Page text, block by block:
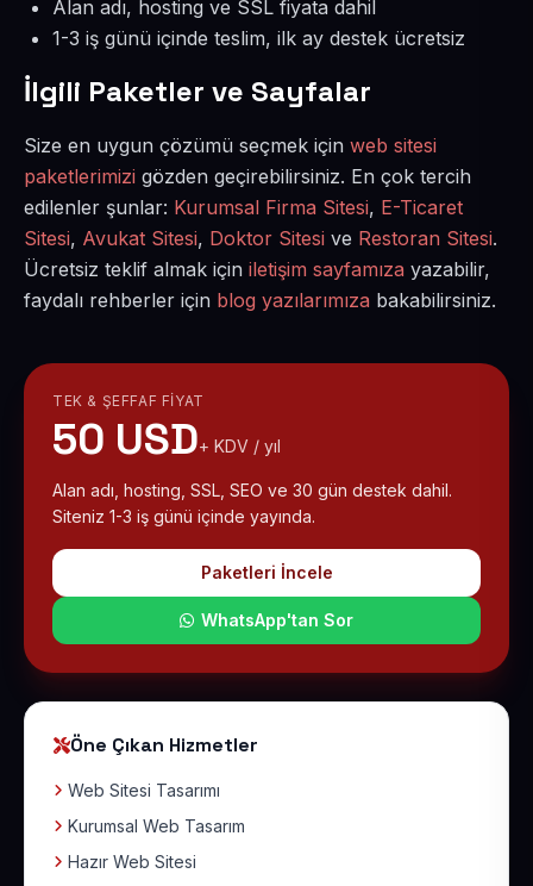
Alan adı, hosting ve SSL fiyata dahil
1-3 iş günü içinde teslim, ilk ay destek ücretsiz
İlgili Paketler ve Sayfalar
Size en uygun çözümü seçmek için web sitesi
paketlerimizi gözden geçirebilirsiniz. En çok tercih
edilenler şunlar: Kurumsal Firma Sitesi, E-Ticaret
Sitesi, Avukat Sitesi, Doktor Sitesi ve Restoran Sitesi.
Ücretsiz teklif almak için iletişim sayfamıza yazabilir,
faydalı rehberler için blog yazılarımıza bakabilirsiniz.
TEK & ŞEFFAF FIYAT
50 USD+ KDV / yıl
Alan adı, hosting, SSL, SEO ve 30 gün destek dahil.
Siteniz 1-3 iş günü içinde yayında.
Paketleri İncele
WhatsApp'tan Sor
Öne Çıkan Hizmetler
Web Sitesi Tasarımı
Kurumsal Web Tasarım
Hazır Web Sitesi